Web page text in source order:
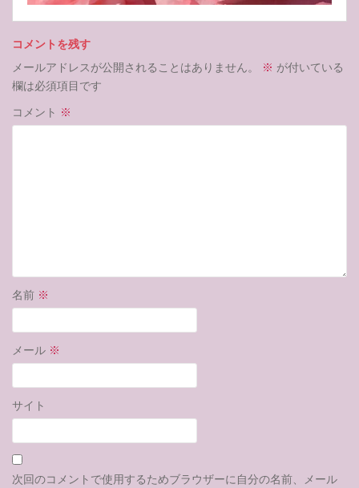
コメントを残す
メールアドレスが公開されることはありません。
※ が付いている
欄は必須項目です
コメント ※
名前 ※
メール ※
サイト
次回のコメントで使用するためブラウザーに自分の名前、メール